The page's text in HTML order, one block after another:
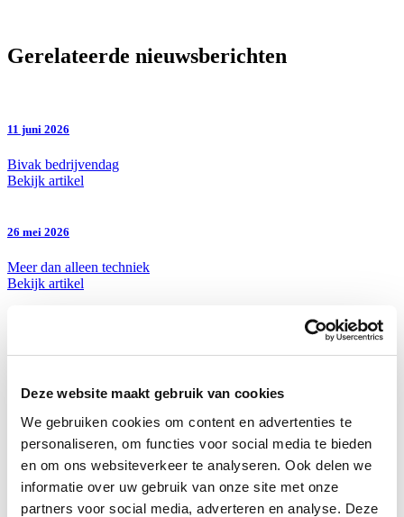
Deze website maakt gebruik van cookies
We gebruiken cookies om content en advertenties te
personaliseren, om functies voor social media te bieden
en om ons websiteverkeer te analyseren. Ook delen we
informatie over uw gebruik van onze site met onze
partners voor social media, adverteren en analyse. Deze
Gerelateerde nieuwsberichten
11 juni 2026
Bivak bedrijvendag
Bekijk artikel
26 mei 2026
Meer dan alleen techniek
Bekijk artikel
Bekijk artikel
Over Valkenaars
Projecten
Vacatures
Over Valkenaars